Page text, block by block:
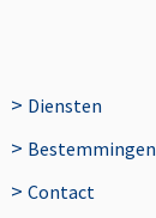
> Diensten
> Bestemmingen
> Contact